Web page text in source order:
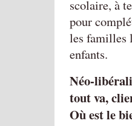
scolaire, à
pour
les familles
enfants.
Néo-
tout va,
Où est le